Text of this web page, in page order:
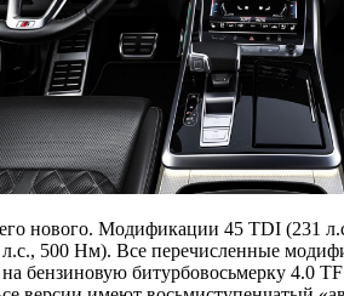
нового. Модификации 45 TDI (231
500 Нм). Все перечисленные
на бензиновую битурбовосьмерку 4.0